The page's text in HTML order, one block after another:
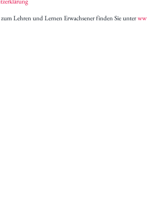
Lehren und Lernen Erwachsener finden Sie unter